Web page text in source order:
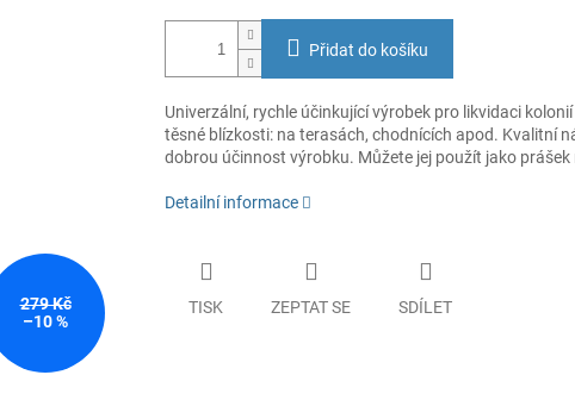
279 Kč
–10 %
Přidat do košíku
Univerzální, rychle účinkující výrobek pro likvidaci
těsné blízkosti: na terasách, chodnících apod. Kvalitní
dobrou účinnost výrobku. Můžete jej použít jako
Detailní informace
TISK ZEPTAT SE SDÍLET